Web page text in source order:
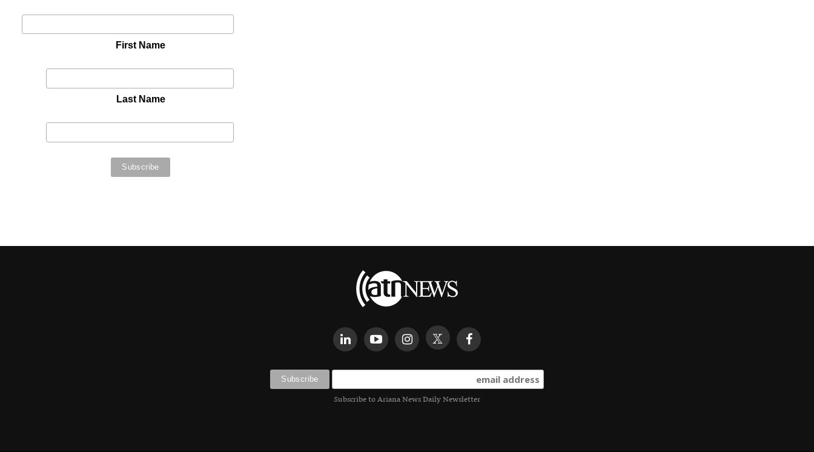
First Name
Last Name
Subscribe to Ariana News Daily Newsletter